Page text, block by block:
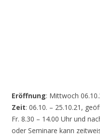
Eröffnung: Mittwoch
Zeit: 06.10. – 25.10.21,
Fr. 8.30 – 14.00 Uhr und
oder Seminare kann